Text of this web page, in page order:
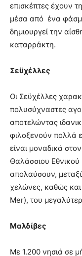
επισκέπτες έχουν
μέσα από ένα
δημιουργεί την
καταρράκτη.
Σεϋχέλλες
Οι Σεϋχέλλες
πολυσύχναστες
αποτελώντας
φιλοξενούν πολλά
είναι μοναδικά
Θαλάσσιου
απολαύσουν, μεταξύ
χελώνες, καθώς
Mer), του
Μαλδίβες
Με 1.200 νησιά σε